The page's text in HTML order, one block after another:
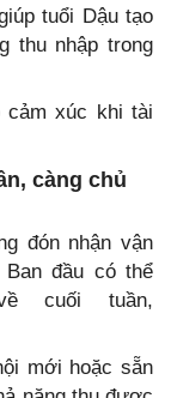
tuổi Dậu tạo
thu nhập trong
xúc khi tài
càng chủ
đón nhận vận
đầu có thể
cuối tuần,
mới hoặc sẵn